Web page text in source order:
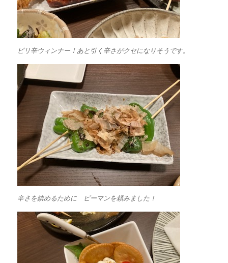
ピリ辛ウィンナー！あと引く辛さがクセになりそうです。
辛さを鎮めるために ピーマンを頼みました！